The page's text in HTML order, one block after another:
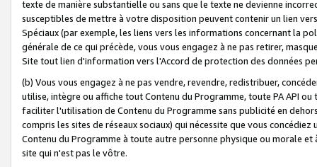
texte de manière substantielle ou sans que le texte ne devienne
susceptibles de mettre à votre disposition peuvent contenir un lien
Spéciaux (par exemple, les liens vers les informations concernant la
générale de ce qui précède, vous vous engagez à ne pas retirer,
Site tout lien d'information vers l'Accord de protection des données
(b) Vous vous engagez à ne pas vendre, revendre, redistribuer,
utilise, intègre ou affiche tout Contenu du Programme, toute PA API
faciliter l'utilisation de Contenu du Programme sans publicité en
compris les sites de réseaux sociaux) qui nécessite que vous
Contenu du Programme à toute autre personne physique ou morale
site qui n'est pas le vôtre.